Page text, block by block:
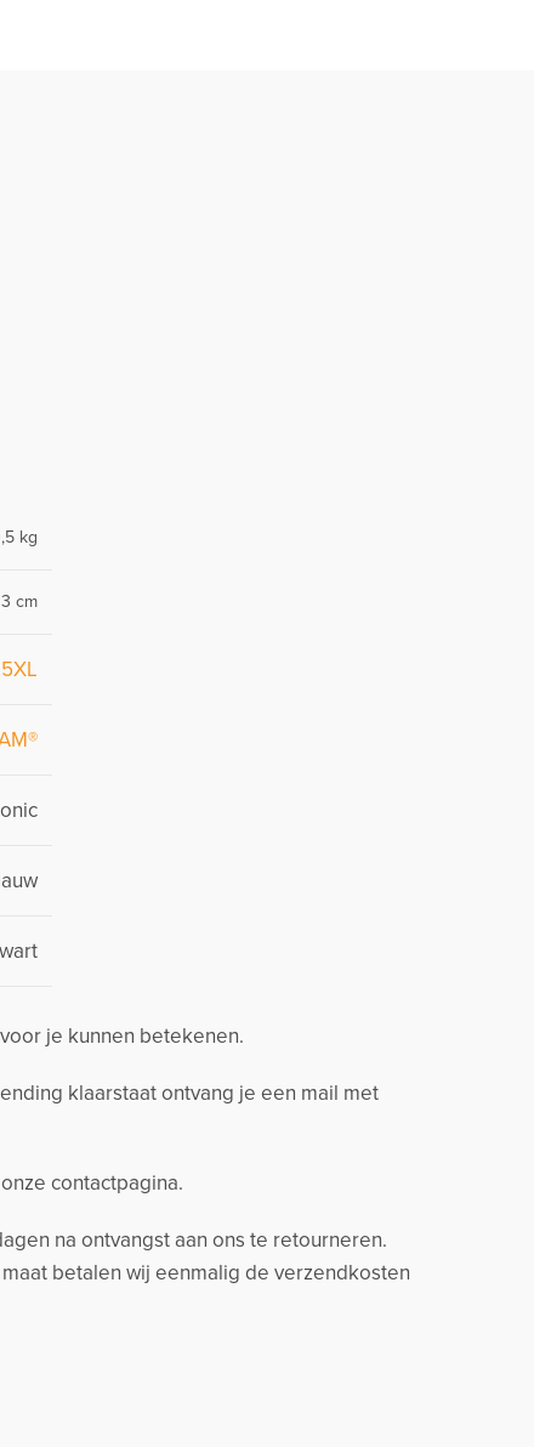
kg
cm
5XL
je kunnen betekenen.
klaarstaat ontvang je een mail met
contactpagina.
na ontvangst aan ons te retourneren.
betalen wij eenmalig de verzendkosten